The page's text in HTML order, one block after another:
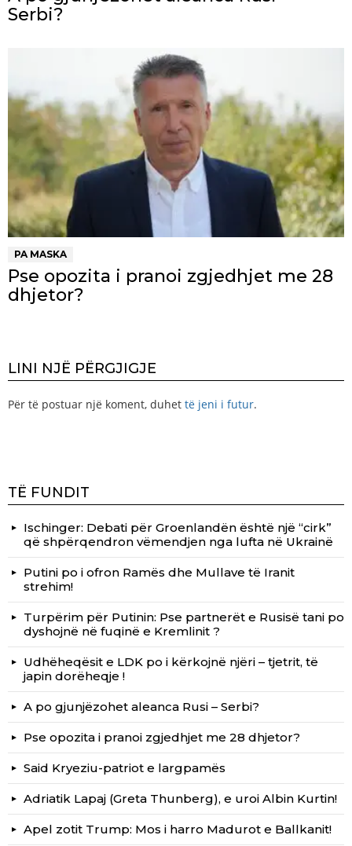
Serbi?
PA MASKA
Pse opozita i pranoi zgjedhjet me 28
dhjetor?
LINI NJË PËRGJIGJE
Për të postuar një koment, duhet të jeni i futur.
TË FUNDIT
Ischinger: Debati për Groenlandën është një “cirk”
që shpërqendron vëmendjen nga lufta në Ukrainë
Putini po i ofron Ramës dhe Mullave të Iranit
strehim!
Turpërim për Putinin: Pse partnerët e Rusisë tani po
dyshojnë në fuqinë e Kremlinit ?
Udhëheqësit e LDK po i kërkojnë njëri – tjetrit, të
japin dorëheqje !
A po gjunjëzohet aleanca Rusi – Serbi?
Pse opozita i pranoi zgjedhjet me 28 dhjetor?
Said Kryeziu-patriot e largpamës
Adriatik Lapaj (Greta Thunberg), e uroi Albin Kurtin!
Apel zotit Trump: Mos i harro Madurot e Ballkanit!